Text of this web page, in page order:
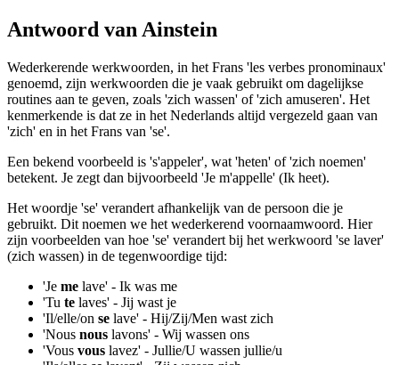
Antwoord van Ainstein
Wederkerende werkwoorden, in het Frans 'les verbes pronominaux'
genoemd, zijn werkwoorden die je vaak gebruikt om dagelijkse
routines aan te geven, zoals 'zich wassen' of 'zich amuseren'. Het
kenmerkende is dat ze in het Nederlands altijd vergezeld gaan van
'zich' en in het Frans van 'se'.
Een bekend voorbeeld is 's'appeler', wat 'heten' of 'zich noemen'
betekent. Je zegt dan bijvoorbeeld 'Je m'appelle' (Ik heet).
Het woordje 'se' verandert afhankelijk van de persoon die je
gebruikt. Dit noemen we het wederkerend voornaamwoord. Hier
zijn voorbeelden van hoe 'se' verandert bij het werkwoord 'se laver'
(zich wassen) in de tegenwoordige tijd:
'Je me lave' - Ik was me
'Tu te laves' - Jij wast je
'Il/elle/on se lave' - Hij/Zij/Men wast zich
'Nous nous lavons' - Wij wassen ons
'Vous vous lavez' - Jullie/U wassen jullie/u